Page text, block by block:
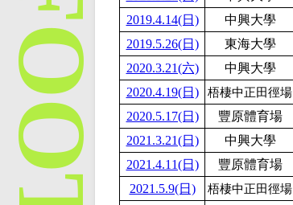
2019.4.14(日)
中興大學
2019.5.26(日)
東海大學
2020.3.21(六)
中興大學
2020.4.19(日)
梧棲中正田徑場
2020.5.17(日)
豐原體育場
2021.3.21(日)
中興大學
2021.4.11(日)
豐原體育場
2021.5.9(日)
梧棲中正田徑場